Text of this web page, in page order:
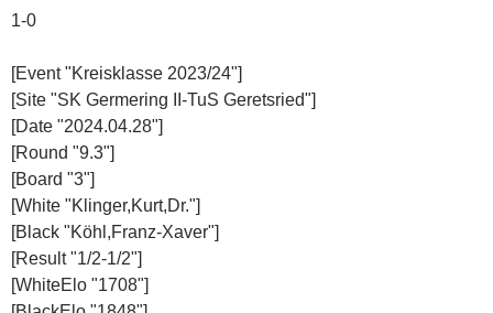
1-0
[Event "Kreisklasse 2023/24"]
[Site "SK Germering II-TuS Geretsried"]
[Date "2024.04.28"]
[Round "9.3"]
[Board "3"]
[White "Klinger,Kurt,Dr."]
[Black "Köhl,Franz-Xaver"]
[Result "1/2-1/2"]
[WhiteElo "1708"]